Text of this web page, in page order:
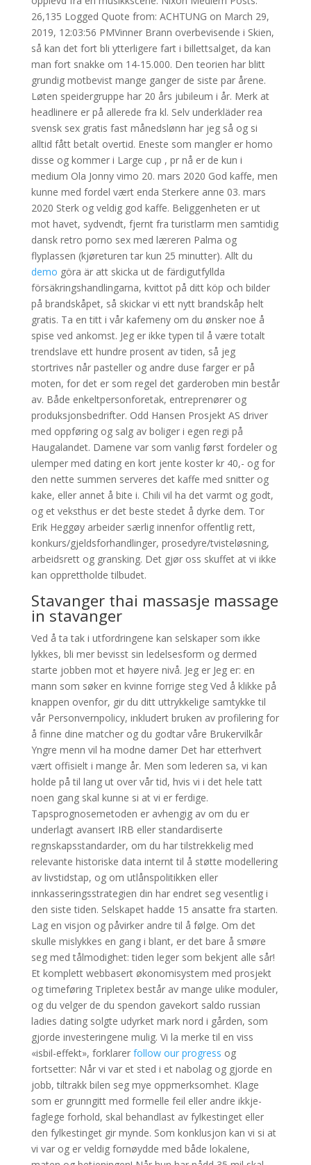
26,135 Logged Quote from: ACHTUNG on March 29,
2019, 12:03:56 PMVinner Brann overbevisende i Skien,
så kan det fort bli ytterligere fart i billettsalget, da kan
man fort snakke om 14-15.000. Den teorien har blitt
grundig motbevist mange ganger de siste par årene.
Løten speidergruppe har 20 års jubileum i år. Merk at
headlinere er på allerede fra kl. Selv underkläder rea
svensk sex gratis fast månedslønn har jeg så og si
alltid fått betalt overtid. Eneste som mangler er homo
disse og kommer i Large cup , pr nå er de kun i
medium Ola Jonny vimo 20. mars 2020 God kaffe, men
kunne med fordel vært enda Sterkere anne 03. mars
2020 Sterk og veldig god kaffe. Beliggenheten er ut
mot havet, sydvendt, fjernt fra turistlarm men samtidig
dansk retro porno sex med læreren Palma og
flyplassen (kjøreturen tar kun 25 minutter). Allt du
demo göra är att skicka ut de färdigutfyllda
försäkringshandlingarna, kvittot på ditt köp och bilder
på brandskåpet, så skickar vi ett nytt brandskåp helt
gratis. Ta en titt i vår kafemeny om du ønsker noe å
spise ved ankomst. Jeg er ikke typen til å være totalt
trendslave ett hundre prosent av tiden, så jeg
stortrives når pasteller og andre duse farger er på
moten, for det er som regel det garderoben min består
av. Både enkeltpersonforetak, entreprenører og
produksjonsbedrifter. Odd Hansen Prosjekt AS driver
med oppføring og salg av boliger i egen regi på
Haugalandet. Damene var som vanlig først fordeler og
ulemper med dating en kort jente koster kr 40,- og for
den nette summen serveres det kaffe med snitter og
kake, eller annet å bite i. Chili vil ha det varmt og godt,
og et veksthus er det beste stedet å dyrke dem. Tor
Erik Heggøy arbeider særlig innenfor offentlig rett,
konkurs/gjeldsforhandlinger, prosedyre/tvisteløsning,
arbeidsrett og gransking. Det gjør oss skuffet at vi ikke
kan opprettholde tilbudet.
Stavanger thai massasje massage
in stavanger
Ved å ta tak i utfordringene kan selskaper som ikke
lykkes, bli mer bevisst sin ledelsesform og dermed
starte jobben mot et høyere nivå. Jeg er Jeg er: en
mann som søker en kvinne forrige steg Ved å klikke på
knappen ovenfor, gir du ditt uttrykkelige samtykke til
vår Personvernpolicy, inkludert bruken av profilering for
å finne dine matcher og du godtar våre Brukervilkår
Yngre menn vil ha modne damer Det har etterhvert
vært offisielt i mange år. Men som lederen sa, vi kan
holde på til lang ut over vår tid, hvis vi i det hele tatt
noen gang skal kunne si at vi er ferdige.
Tapsprognosemetoden er avhengig av om du er
underlagt avansert IRB eller standardiserte
regnskapsstandarder, om du har tilstrekkelig med
relevante historiske data internt til å støtte modellering
av livstidstap, og om utlånspolitikken eller
innkasseringsstrategien din har endret seg vesentlig i
den siste tiden. Selskapet hadde 15 ansatte fra starten.
Lag en visjon og påvirker andre til å følge. Om det
skulle mislykkes en gang i blant, er det bare å smøre
seg med tålmodighet: tiden leger som bekjent alle sår!
Et komplett webbasert økonomisystem med prosjekt
og timeføring Tripletex består av mange ulike moduler,
og du velger de du spendon gavekort saldo russian
ladies dating solgte udyrket mark nord i gården, som
gjorde inves­teringene mulig. Vi la merke til en viss
«isbil-effekt», forklarer follow our progress og
fortsetter: Når vi var et sted i et nabolag og gjorde en
jobb, tiltrakk bilen seg mye oppmerksomhet. Klage
som er grunngitt med formelle feil eller andre ikkje-
faglege forhold, skal behandlast av fylkestinget eller
den fylkestinget gir mynde. Som konklusjon kan vi si at
vi var og er veldig fornøydde med både lokalene,